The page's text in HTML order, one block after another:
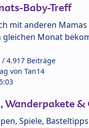
Baby-Treff
mit anderen Mamas
gleichen Monat
4.917 Beiträge
von Tan14
Wanderpakete &
Spiele,